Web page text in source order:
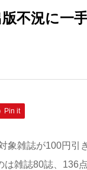
不況に一
Pin it
象雑誌が100円引
雑誌80誌、136